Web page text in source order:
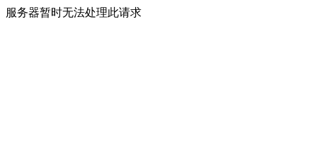
服务器暂时无法处理此请求